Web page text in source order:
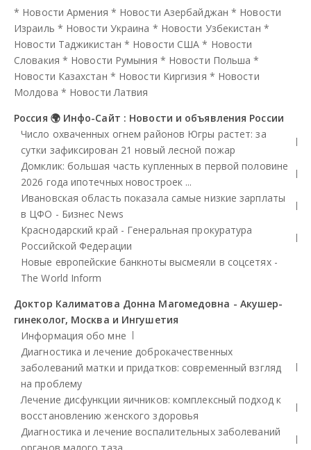
* Новости Армения * Новости Азербайджан * Новости
Израиль * Новости Украина * Новости Узбекистан *
Новости Таджикистан * Новости США * Новости
Словакия * Новости Румыния * Новости Польша *
Новости Казахстан * Новости Киргизия * Новости
Молдова * Новости Латвия
Россия 🌍 Инфо-Сайт : Новости и объявления России
Число охваченных огнем районов Югры растет: за
сутки зафиксирован 21 новый лесной пожар
Домклик: большая часть купленных в первой половине
2026 года ипотечных новостроек ...
Ивановская область показала самые низкие зарплаты
в ЦФО - Бизнес News
Краснодарский край - Генеральная прокуратура
Российской Федерации
Новые европейские банкноты высмеяли в соцсетях -
The World Inform
Доктор Калиматова Донна Магомедовна - Акушер-
гинеколог, Москва и Ингушетия
Информация обо мне
Диагностика и лечение доброкачественных
заболеваний матки и придатков: современный взгляд
на проблему
Лечение дисфункции яичников: комплексный подход к
восстановлению женского здоровья
Диагностика и лечение воспалительных заболеваний
органов малого таза